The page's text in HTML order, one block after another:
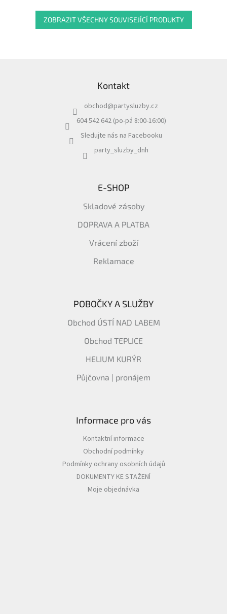
ZOBRAZIT VŠECHNY SOUVISEJÍCÍ PRODUKTY
Kontakt
obchod@partysluzby.cz
604 542 642 (po-pá 8:00-16:00)
Sledujte nás na Facebooku
party_sluzby_dnh
E-SHOP
Skladové zásoby
DOPRAVA A PLATBA
Vrácení zboží
Reklamace
POBOČKY A SLUŽBY
Obchod ÚSTÍ NAD LABEM
Obchod TEPLICE
HELIUM KURÝR
Půjčovna | pronájem
Informace pro vás
Kontaktní informace
Obchodní podmínky
Podmínky ochrany osobních údajů
DOKUMENTY KE STAŽENÍ
Moje objednávka